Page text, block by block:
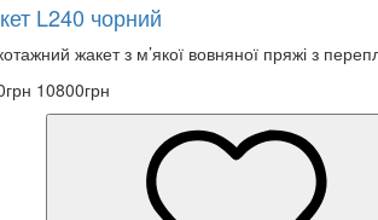
L240 чорний
жакет з м’якої вовняної пряжі з
10800грн